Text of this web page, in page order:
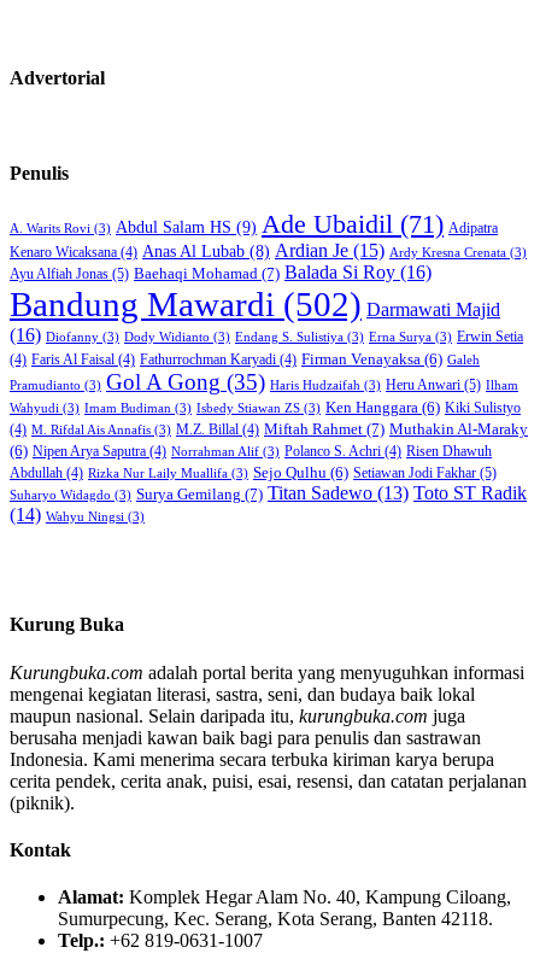
Advertorial
Penulis
A. Warits Rovi (3) Abdul Salam HS (9) Ade Ubaidil (71) Adipatra
Kenaro Wicaksana (4) Anas Al Lubab (8) Ardian Je (15) Ardy Kresna Crenata (3)
Ayu Alfiah Jonas (5) Baehaqi Mohamad (7) Balada Si Roy (16)
Bandung Mawardi (502) Darmawati Majid
(16) Diofanny (3) Dody Widianto (3) Endang S. Sulistiya (3) Erna Surya (3) Erwin Setia
(4) Faris Al Faisal (4) Fathurrochman Karyadi (4) Firman Venayaksa (6) Galeh
Pramudianto (3) Gol A Gong (35) Haris Hudzaifah (3) Heru Anwari (5) Ilham
Wahyudi (3) Imam Budiman (3) Isbedy Stiawan ZS (3) Ken Hanggara (6) Kiki Sulistyo
(4) M. Rifdal Ais Annafis (3) M.Z. Billal (4) Miftah Rahmet (7) Muthakin Al-Maraky
(6) Nipen Arya Saputra (4) Norrahman Alif (3) Polanco S. Achri (4) Risen Dhawuh
Abdullah (4) Rizka Nur Laily Muallifa (3) Sejo Qulhu (6) Setiawan Jodi Fakhar (5)
Suharyo Widagdo (3) Surya Gemilang (7) Titan Sadewo (13) Toto ST Radik
(14) Wahyu Ningsi (3)
Kurung Buka
Kurungbuka.com adalah portal berita yang menyuguhkan informasi
mengenai kegiatan literasi, sastra, seni, dan budaya baik lokal
maupun nasional. Selain daripada itu, kurungbuka.com juga
berusaha menjadi kawan baik bagi para penulis dan sastrawan
Indonesia. Kami menerima secara terbuka kiriman karya berupa
cerita pendek, cerita anak, puisi, esai, resensi, dan catatan perjalanan
(piknik).
Kontak
Alamat: Komplek Hegar Alam No. 40, Kampung Ciloang,
Sumurpecung, Kec. Serang, Kota Serang, Banten 42118.
Telp.: +62 819-0631-1007